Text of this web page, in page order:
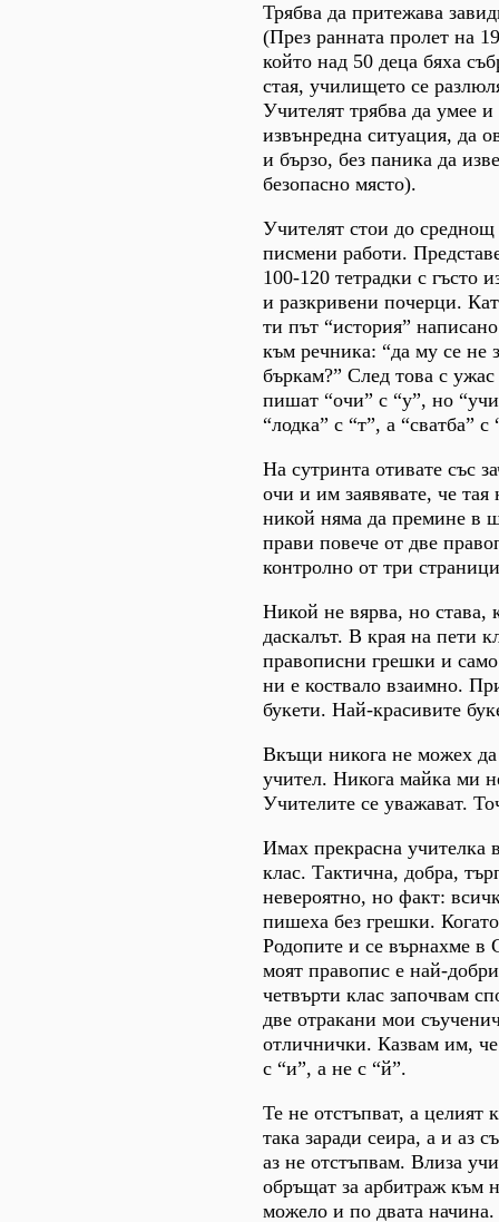
Трябва да притежава
(През ранната пролет на
който над 50 деца бяха
стая, училището се
Учителят трябва да умее
извънредна ситуация, да
и бързо, без паника да
безопасно място).
Учителят стои до среднощ
писмени работи.
100-120 тетрадки с гъсто
и разкривени почерци.
ти път “история”
към речника: “да му се не
бъркам?” След това с ужас
пишат “очи” с “у”, но
“лодка” с “т”, а “сватба” с
На сутринта отивате със
очи и им заявявате, че
никой няма да премине в
прави повече от две
контролно от три
Никой не вярва, но става,
даскалът. В края на пети
правописни грешки и
ни е коствало взаимно.
букети. Най-красивите
Вкъщи никога не можех да
учител. Никога майка ми
Учителите се уважават.
Имах прекрасна учителка
клас. Тактична, добра,
невероятно, но факт:
пишеха без грешки.
Родопите и се върнахме в
моят правопис е най-
четвърти клас започвам
две отракани мои
отличнички. Казвам им,
с “и”, а не с “й”.
Те не отстъпват, а целият
така заради сеира, а и аз
аз не отстъпвам. Влиза
обръщат за арбитраж към
можело и по двата